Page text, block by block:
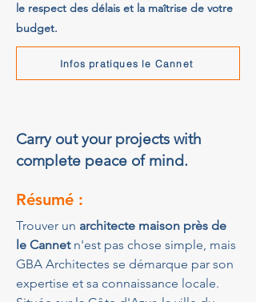
le respect des délais et la maîtrise de votre
budget.
Infos pratiques le Cannet
Carry out your projects with
complete peace of mind.
Résumé :
Trouver un architecte maison près de
le Cannet n'est pas chose simple, mais
GBA Architectes se démarque par son
expertise et sa connaissance locale.